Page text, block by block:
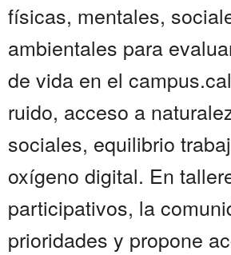
físicas, mentales,
ambientales para
de vida en el
ruido, acceso a
sociales, equilibrio
oxígeno digital. En
participativos, la
prioridades y propone